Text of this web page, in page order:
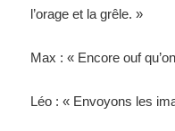
l’orage et la grêle. »
Max : « Encore ouf
Léo : « Envoyons les